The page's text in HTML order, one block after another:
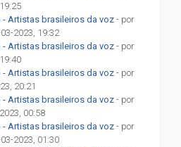
- Artistas brasileiros da voz - por
2023, 19:32
- Artistas brasileiros da voz - por
- Artistas brasileiros da voz - por
20:21
- Artistas brasileiros da voz - por
00:58
- Artistas brasileiros da voz - por
2023, 01:30